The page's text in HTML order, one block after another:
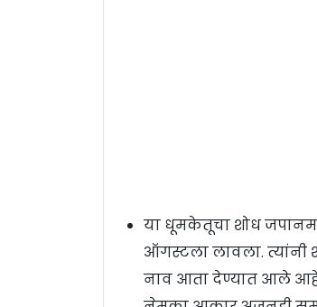
या धूमकेतूचा शोध
ऑगस्टला लावला. त्यांनी
नाव आता देण्यात आले आहे.